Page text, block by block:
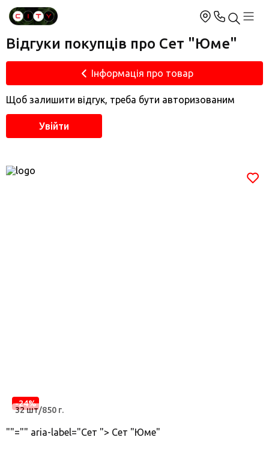
Відгуки покупців про Сет "Юме"
Інформація про товар
Щоб залишити відгук, треба бути авторизованим
Увійти
-24%
32 шт/850 г.
""="" aria-label="Сет "> Сет "Юме"